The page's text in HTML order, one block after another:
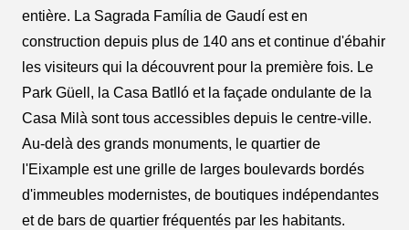
entière. La Sagrada Família de Gaudí est en
construction depuis plus de 140 ans et continue d'ébahir
les visiteurs qui la découvrent pour la première fois. Le
Park Güell, la Casa Batlló et la façade ondulante de la
Casa Milà sont tous accessibles depuis le centre-ville.
Au-delà des grands monuments, le quartier de
l'Eixample est une grille de larges boulevards bordés
d'immeubles modernistes, de boutiques indépendantes
et de bars de quartier fréquentés par les habitants.